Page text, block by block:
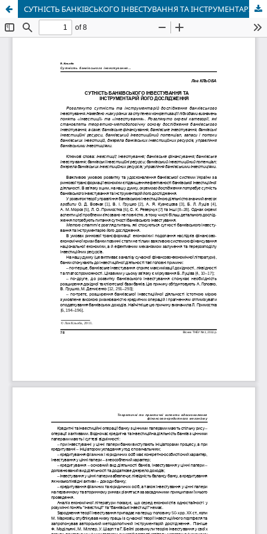
СУТНІСТЬ БАНКІВСЬКОГО ІНВЕСТУВАННЯ ТА ІНСТРУМЕНТАРІЙ ЙОГО ДОСЛІДЖЕННЯ